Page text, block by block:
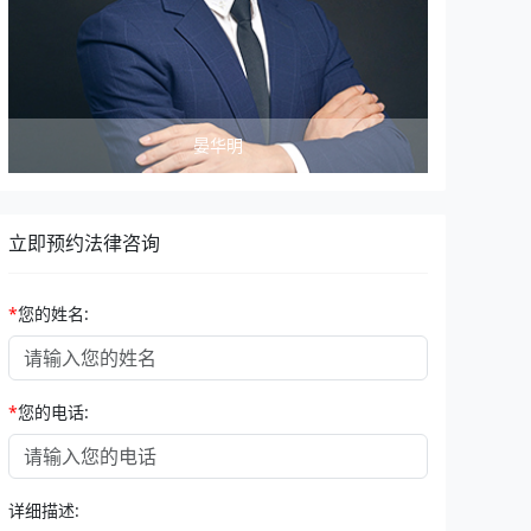
张晨光
立即预约法律咨询
*您的姓名:
*您的电话:
详细描述: